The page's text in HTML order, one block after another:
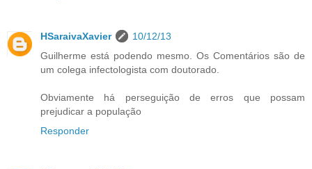
HSaraivaXavier
10/12/13
Guilherme está podendo mesmo. Os Comentários são de
um colega infectologista com doutorado.
Obviamente há perseguição de erros que possam
prejudicar a população
Responder